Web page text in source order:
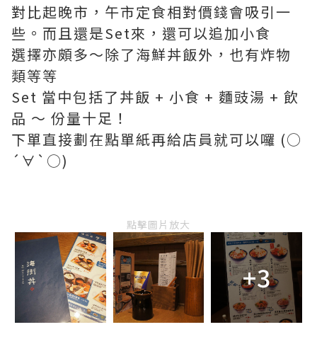
對比起晚市，午市定食相對價錢會吸引一
些。而且還是Set來，還可以追加小食
選擇亦頗多～除了海鮮丼飯外，也有炸物
類等等
Set 當中包括了丼飯 + 小食 + 麵豉湯 + 飲
品 ～ 份量十足！
下單直接劃在點單紙再給店員就可以囉 (○
´∀`○)
點擊圖片放大
+3